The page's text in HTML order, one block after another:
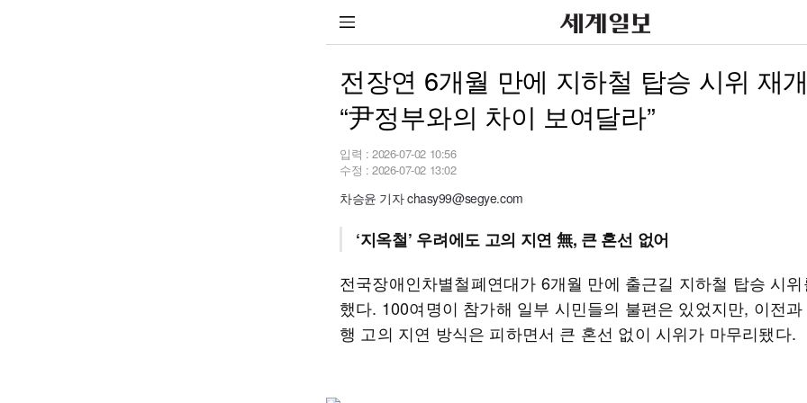
전장연 6개월 만에 지하철 탑승 시위 재
“尹정부와의 차이 보여달라”
입력 : 2026-07-02 10:56
수정 : 2026-07-02 13:02
차승윤 기자 chasy99@segye.com
‘지옥철’ 우려에도 고의 지연 無, 큰 혼선 없어
전국장애인차별철폐연대가 6개월 만에 출근길 지하철 탑승 시위
했다. 100여명이 참가해 일부 시민들의 불편은 있었지만, 이전
행 고의 지연 방식은 피하면서 큰 혼선 없이 시위가 마무리됐다.